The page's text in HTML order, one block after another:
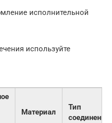
исполнительной
используйте
Материал
Тип
соединения